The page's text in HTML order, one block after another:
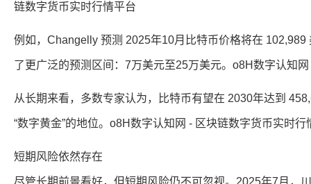
链数字货币实时行情平台
例如，Changelly 预测 2025年10月比特币价格将在
了更广泛的预测区间：7万美元至25万美元。o8H数字认知
从长期来看，多数专家认为，比特币有望在 2030年达到
“数字黄金”的地位。o8H数字认知网 - 区块链数字货币实时行
短期风险依然存在
尽管长期前景看好，但短期风险仍不可忽视。2025年7月，